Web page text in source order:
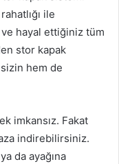
ile
hayal ettiğiniz tüm
stor kapak
hem de
imkansız. Fakat
indirebilirsiniz.
da ayağına